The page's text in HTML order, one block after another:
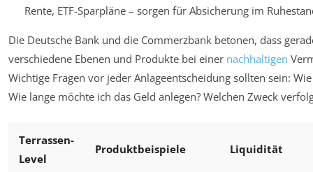
Rente, ETF-Sparpläne – sorgen für Absicherung im
Die Deutsche Bank und die Commerzbank betonen, dass
verschiedene Ebenen und Produkte bei einer nachhaltigen
Wichtige Fragen vor jeder Anlageentscheidung sollten sein:
Wie lange möchte ich das Geld anlegen? Welchen Zweck
Terrassen-
Level
Produktbeispiele Liquidität